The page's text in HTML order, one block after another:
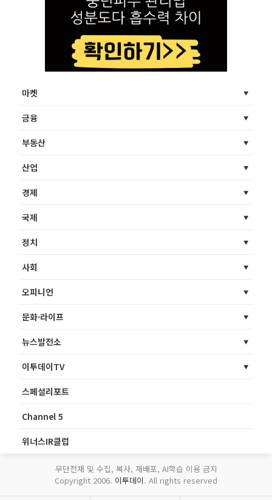
마켓
금융
부동산
산업
경제
국제
정치
사회
오피니언
문화·라이프
뉴스발전소
이투데이TV
스페셜리포트
Channel 5
위너스IR클럽
무단전재 및 수집, 복사, 재배포, AI학습 이용 금지
Copyright 2006. 이투데이. All rights reserved